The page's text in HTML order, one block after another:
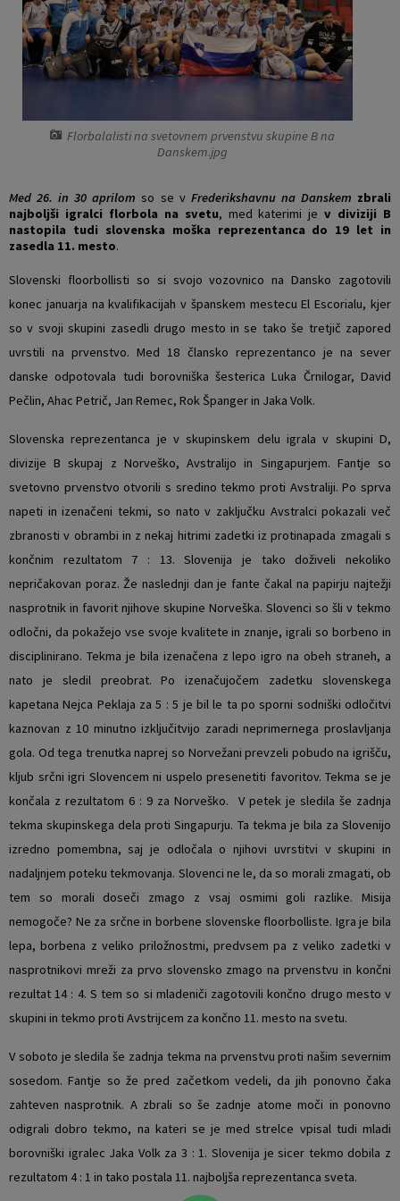
Florbalalisti na svetovnem prvenstvu skupine B na
Danskem.jpg
Med 26. in 30 aprilomso se v Frederikshavnu na Danskem zbrali
najboljši igralci florbola na svetu, med katerimi je v diviziji B
nastopila tudi slovenska moška reprezentanca do 19 let in
zasedla 11. mesto.
Slovenski floorbollisti so si svojo vozovnico na Dansko zagotovili
konec januarja na kvalifikacijah v španskem mestecu El Escorialu, kjer
so v svoji skupini zasedli drugo mesto in se tako še tretjič zapored
uvrstili na prvenstvo. Med 18 člansko reprezentanco je na sever
danske odpotovala tudi borovniška šesterica Luka Črnilogar, David
Pečlin, Ahac Petrič, Jan Remec, Rok Španger in Jaka Volk.
Slovenska reprezentanca je v skupinskem delu igrala v skupini D,
divizije B skupaj z Norveško, Avstralijo in Singapurjem. Fantje so
svetovno prvenstvo otvorili s sredino tekmo proti Avstraliji. Po sprva
napeti in izenačeni tekmi, so nato v zaključku Avstralci pokazali več
zbranosti v obrambi in z nekaj hitrimi zadetki iz protinapada zmagali s
končnim rezultatom 7 : 13. Slovenija je tako doživeli nekoliko
nepričakovan poraz. Že naslednji dan je fante čakal na papirju najtežji
nasprotnik in favorit njihove skupine Norveška. Slovenci so šli v tekmo
odločni, da pokažejo vse svoje kvalitete in znanje, igrali so borbeno in
disciplinirano. Tekma je bila izenačena z lepo igro na obeh straneh, a
nato je sledil preobrat. Po izenačujočem zadetku slovenskega
kapetana Nejca Peklaja za 5 : 5 je bil le ta po sporni sodniški odločitvi
kaznovan z 10 minutno izključitvijo zaradi neprimernega proslavljanja
gola. Od tega trenutka naprej so Norvežani prevzeli pobudo na igrišču,
kljub srčni igri Slovencem ni uspelo presenetiti favoritov. Tekma se je
končala z rezultatom 6 : 9 za Norveško. V petek je sledila še zadnja
tekma skupinskega dela proti Singapurju. Ta tekma je bila za Slovenijo
izredno pomembna, saj je odločala o njihovi uvrstitvi v skupini in
nadaljnjem poteku tekmovanja. Slovenci ne le, da so morali zmagati, ob
tem so morali doseči zmago z vsaj osmimi goli razlike. Misija
nemogoče? Ne za srčne in borbene slovenske floorbolliste. Igra je bila
lepa, borbena z veliko priložnostmi, predvsem pa z veliko zadetki v
nasprotnikovi mreži za prvo slovensko zmago na prvenstvu in končni
rezultat 14 : 4. S tem so si mladeniči zagotovili končno drugo mesto v
skupini in tekmo proti Avstrijcem za končno 11. mesto na svetu.
V soboto je sledila še zadnja tekma na prvenstvu proti našim severnim
sosedom. Fantje so že pred začetkom vedeli, da jih ponovno čaka
zahteven nasprotnik. A zbrali so še zadnje atome moči in ponovno
odigrali dobro tekmo, na kateri se je med strelce vpisal tudi mladi
borovniški igralec Jaka Volk za 3 : 1. Slovenija je sicer tekmo dobila z
rezultatom 4 : 1 in tako postala 11. najboljša reprezentanca sveta.
Vaški odbori
Naselja v občini
Temeljni akti občine
Strateški dokumenti
Notranja prijava po Zakonu o zaščiti prijaviteljev
Zero waste občina
Prostorski akti občine
Predpisi in odloki
Lokalne volitve